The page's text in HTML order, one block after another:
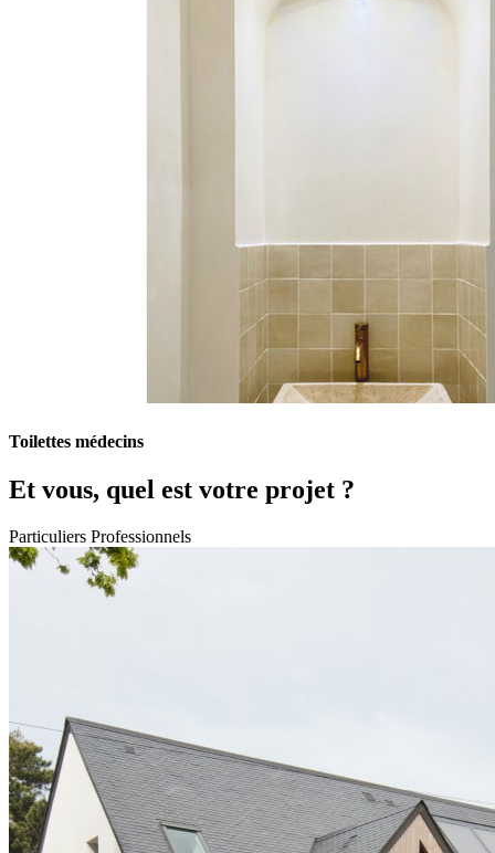
Toilettes médecins
Et vous, quel est votre projet ?
Particuliers Professionnels